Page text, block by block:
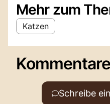
Mehr zum
Katzen
Kommentare
Schreibe